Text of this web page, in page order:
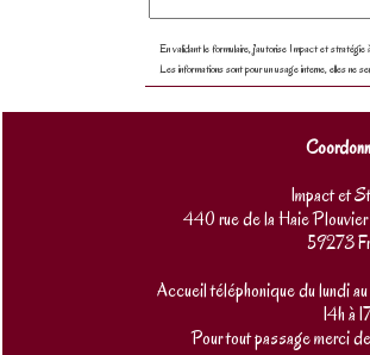
En validant le formulaire, j'autorise Impact et
Les informations sont pour un usage interne, elles ne
Impact et
440 rue de la Haie
59273
Accueil téléphonique du lundi
14h à
Pour tout passage merci